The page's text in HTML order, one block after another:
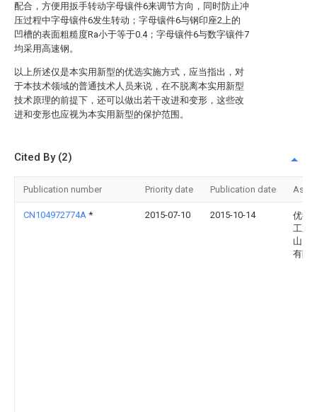
配合，方便用扳手转动字母镶件6来调节方向，同时防止冲
压过程中字母镶件6发生转动；字母镶件6与钢印座2上的
凹槽的表面粗糙度Ra小于等于0.4；字母镶件6与数字镶件7
均采用高速钢。
以上所述仅是本实用新型的优选实施方式，应当指出，对
于本技术领域的普通技术人员来说，在不脱离本实用新型
技术原理的前提下，还可以做出若干改进和变形，这些改
进和变形也应视为本实用新型的保护范围。
Cited By (2)
Publication number Priority date Publication date
CN104972774A * 2015-07-10 2015-10-14
优德
工业
山）
有限